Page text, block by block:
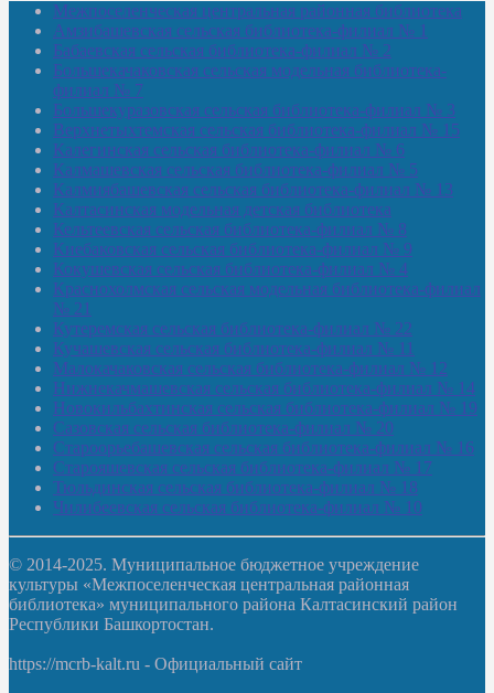
Межпоселенческая центральная районная библиотека
Амзибашевская сельская библиотека-филиал № 1
Бабаевская сельская библиотека-филиал № 2
Большекачаковская сельская модельная библиотека-
филиал № 7
Большекуразовская сельская библиотека-филиал № 3
Верхнетыхтемская сельская библиотека-филиал № 15
Калегинская сельская библиотека-филиал № 6
Калмашевская сельская библиотека-филиал № 5
Калмиябашевская сельская библиотека-филиал № 13
Калтасинская модельная детская библиотека
Кельтеевская сельская библиотека-филиал № 8
Киебаковская сельская библиотека-филиал № 9
Кокушевская сельская библиотека-филиал № 4
Краснохолмская сельская модельная библиотека-филиал
№ 21
Кутеремская сельская библиотека-филиал № 22
Кучашевская сельская библиотека-филиал № 11
Малокачаковская сельская библиотека-филиал № 12
Нижнекачмашевская сельская библиотека-филиал № 14
Новокильбахтинская сельская библиотека-филиал № 19
Сазовская сельская библиотека-филиал № 20
Староорьебашевская сельская библиотека-филиал № 16
Старояшевская сельская библиотека-филиал № 17
Тюльдинская сельская библиотека-филиал № 18
Чилибеевская сельская библиотека-филиал № 10
© 2014-2025. Муниципальное бюджетное учреждение
культуры «Межпоселенческая центральная районная
библиотека» муниципального района Калтасинский район
Республики Башкортостан.
https://mcrb-kalt.ru - Официальный сайт